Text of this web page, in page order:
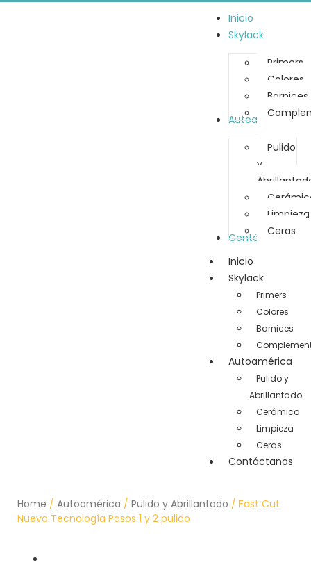
Inicio
Skylack
Primers
Colores
Barnices
Autoamérica
Pulido
y
Limpieza
Ceras
Contáctanos
Inicio
Skylack
Primers
Colores
Barnices
Autoamérica
Pulido y
Abrillantado
Cerámico
Limpieza
Ceras
Contáctanos
Home / Autoamérica / Pulido y Abrillantado / Fast Cut
Nueva Tecnología Pasos 1 y 2 pulido